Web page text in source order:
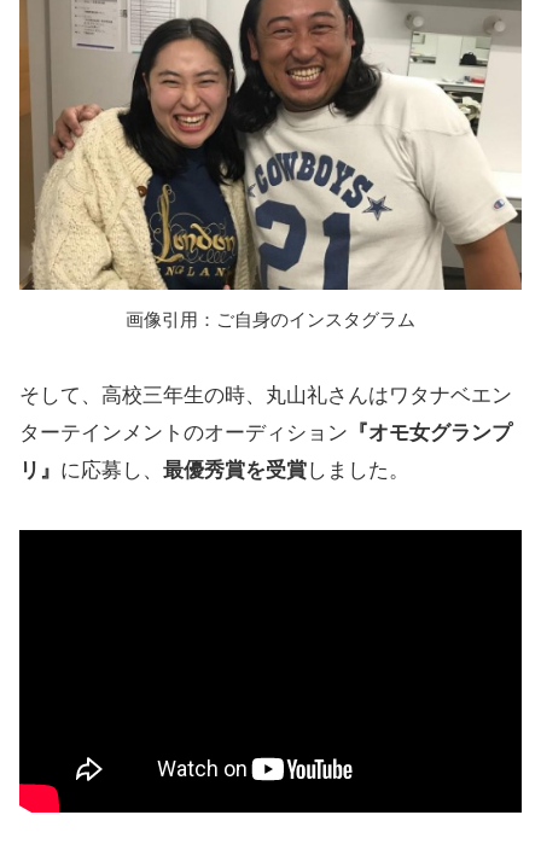
画像引用：ご自身のインスタグラム
そして、高校三年生の時、丸山礼さんはワタナベエン
ターテインメントのオーディション 『オモ女グランプ
リ』 に応募し、 最優秀賞を受賞しました。